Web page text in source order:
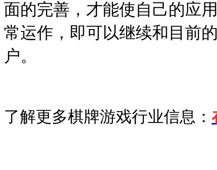
面的完善，才能使自己的应
常运作，即可以继续和目前
户。
了解更多棋牌游戏行业信息：